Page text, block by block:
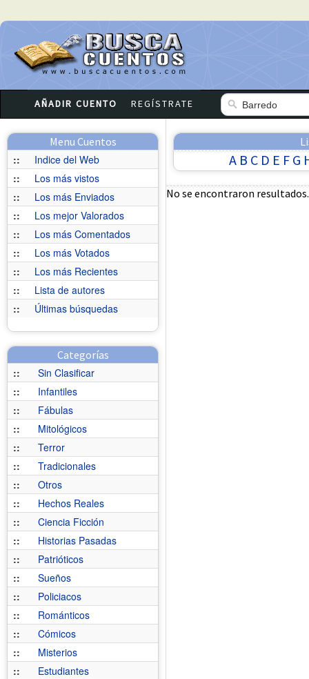
AÑADIR CUENTO REGÍSTRATE
Menu Cuentos
::
Indice del Web
::
Los más vistos
::
Los más Enviados
::
Los mejor Valorados
::
Los más Comentados
::
Los más Votados
::
Los más Recientes
::
Lista de autores
::
Últimas búsquedas
Categorías
::
Sin Clasificar
::
Infantiles
::
Fábulas
::
Mitológicos
::
Terror
::
Tradicionales
::
Otros
::
Hechos Reales
::
Ciencia Ficción
::
Historias Pasadas
::
Patrióticos
::
Sueños
::
Policiacos
::
Románticos
::
Cómicos
::
Misterios
::
Estudiantes
A B C D E F G
No se encontraron resultados.